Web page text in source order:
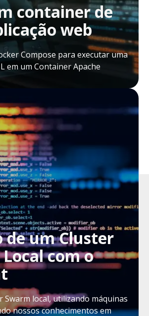
container de
web
Compose para executar uma
em um Container Apache
de um Cluster
com o
Swarm local, utilizando máquinas
nossos conhecimentos em